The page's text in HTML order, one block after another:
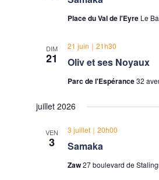
Place du Val de l'Eyre Le
DIM
21 Oliv et ses Noyaux
21 juin｜21h30
Parc de l'Espérance32
juillet 2026
VEN
3 Samaka
3 juillet｜20h00
Zaw27 boulevard de